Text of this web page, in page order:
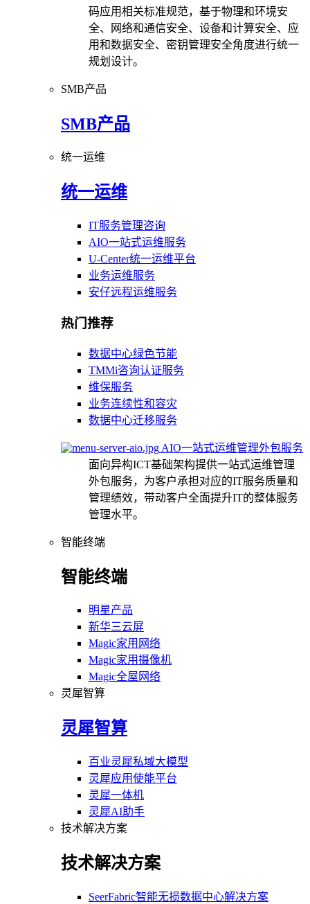
码应用相关标准规范，基于物理和环境安
全、网络和通信安全、设备和计算安全、应
用和数据安全、密钥管理安全角度进行统一
规划设计。
SMB产品
SMB产品
统一运维
统一运维
IT服务管理咨询
AIO一站式运维服务
U-Center统一运维平台
业务运维服务
安仔远程运维服务
热门推荐
数据中心绿色节能
TMMi咨询认证服务
维保服务
业务连续性和容灾
数据中心迁移服务
AIO一站式运维管理外包服务
面向异构ICT基础架构提供一站式运维管理
外包服务，为客户承担对应的IT服务质量和
管理绩效，带动客户全面提升IT的整体服务
管理水平。
智能终端
智能终端
明星产品
新华三云屏
Magic家用网络
Magic家用摄像机
Magic全屋网络
灵犀智算
灵犀智算
百业灵犀私域大模型
灵犀应用使能平台
灵犀一体机
灵犀AI助手
技术解决方案
技术解决方案
SeerFabric智能无损数据中心解决方案